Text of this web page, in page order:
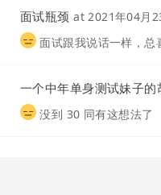
面试瓶颈 at2021年04月
面试跟我说话一样，总
一个中年单身测试妹子的
没到 30 同有这想法了